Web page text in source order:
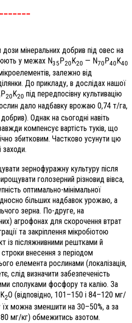
мінеральних добрив під овес на
у межах N35P20K20 — N70P40K40
залежно від
До прикладу, в дослідах нашої
P20K20 під передпосівну культивацію
дало надбавку врожаю 0,74 т/га,
Однак на сьогодні навіть
компенсує вартість туків, що
збитковим. Частково усунути цю
зернофуражну культуру після
голозерний різновид вівса,
оптимально-мінімальної
більших надбавок урожаю, а
зерна. По-друге, на
агрофонах для скорочення втрат
та закріплення мікробіотою
із післяжнивними рештками й
строки внесення з періодом
елемента рослинами (локалізація,
слід визначити забезпеченість
сполуками фосфору та калію. За
2O (відповідно, 101–150 і 84–120 мг/
можна зменшити на 30–50%, а за
мг/кг) обмежитись азотом.